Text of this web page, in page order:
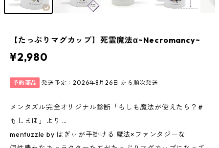
【たっぷりマグカップ】死霊魔法α~Necromancy~
¥2,980
予約商品 発送予定：2026年8月26日 から順次発送
メンタズル完全オリジナル診断「もしも魔法が使えたら？#
もしまほ」より …
mentuzzle by はぎぃが手掛ける 魔法×ファンタジーな